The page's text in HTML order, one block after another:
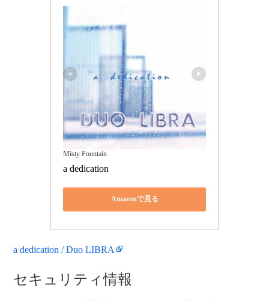
Misty Fountain
a dedication
Amazonで見る
a dedication / Duo LIBRA
セキュリティ情報